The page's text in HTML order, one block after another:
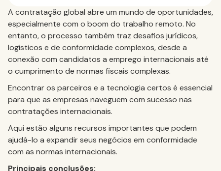
A contratação global abre um mundo de oportunidades,
especialmente com o boom do trabalho remoto. No
entanto, o processo também traz desafios jurídicos,
logísticos e de conformidade complexos, desde a
conexão com candidatos a emprego internacionais até
o cumprimento de normas fiscais complexas.
Encontrar os parceiros e a tecnologia certos é essencial
para que as empresas naveguem com sucesso nas
contratações internacionais.
Aqui estão alguns recursos importantes que podem
ajudá-lo a expandir seus negócios em conformidade
com as normas internacionais.
Principais conclusões: